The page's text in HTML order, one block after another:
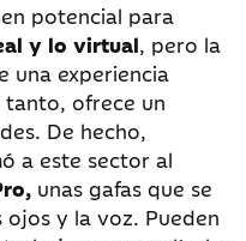
potencial para
y lo virtual, pero la
una experiencia
ofrece un
De hecho,
a este sector al
unas gafas que se
y la voz. Pueden